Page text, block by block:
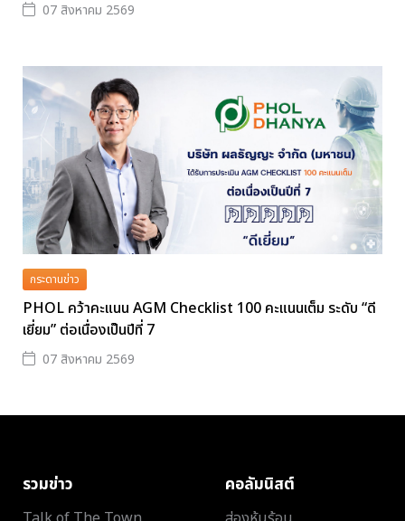
07 สิงหาคม 2569
กระดานข่าว
PHOL คว้าคะแนน AGM Checklist 100 คะแนนเต็ม ระดับ “ดี
เยี่ยม” ต่อเนื่องเป็นปีที่ 7
07 สิงหาคม 2569
รวมข่าว คอลัมนิสต์